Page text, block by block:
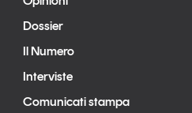
Dossier
Il Numero
Interviste
Comunicati stampa